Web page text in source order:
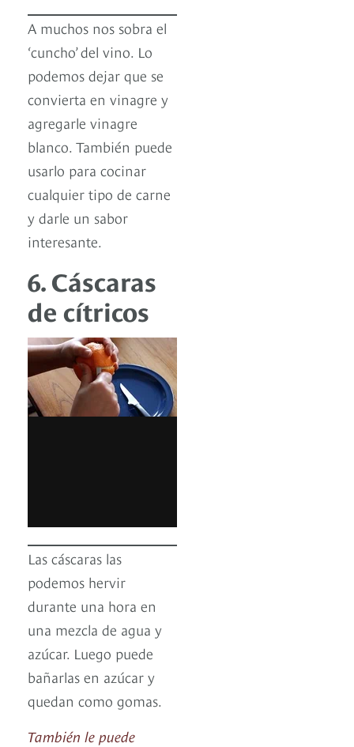
A muchos nos sobra el
‘cuncho’ del vino. Lo
podemos dejar que se
convierta en vinagre y
agregarle vinagre
blanco. También puede
usarlo para cocinar
cualquier tipo de carne
y darle un sabor
interesante.
6. Cáscaras
de cítricos
Las cáscaras las
podemos hervir
durante una hora en
una mezcla de agua y
azúcar. Luego puede
bañarlas en azúcar y
quedan como gomas.
También le puede